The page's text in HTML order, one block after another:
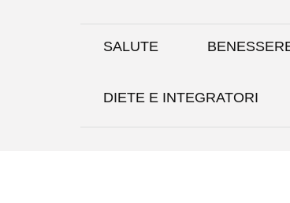
SALUTE
DIETE E INTEGRATORI